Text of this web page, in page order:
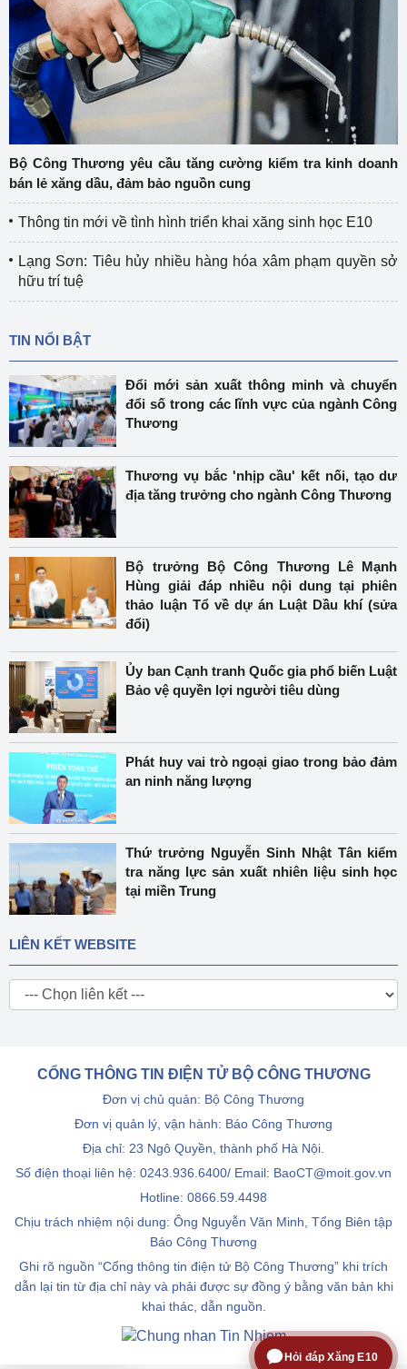
Bộ Công Thương yêu cầu tăng cường kiểm tra kinh doanh
bán lẻ xăng dầu, đảm bảo nguồn cung
Thông tin mới về tình hình triển khai xăng sinh học E10
Lạng Sơn: Tiêu hủy nhiều hàng hóa xâm phạm quyền sở
hữu trí tuệ
TIN NỔI BẬT
Đổi mới sản xuất thông minh và chuyển
đổi số trong các lĩnh vực của ngành Công
Thương
Thương vụ bắc 'nhịp cầu' kết nối, tạo dư
địa tăng trưởng cho ngành Công Thương
Bộ trưởng Bộ Công Thương Lê Mạnh
Hùng giải đáp nhiều nội dung tại phiên
thảo luận Tổ về dự án Luật Dầu khí (sửa
đổi)
Ủy ban Cạnh tranh Quốc gia phổ biến Luật
Bảo vệ quyền lợi người tiêu dùng
Phát huy vai trò ngoại giao trong bảo đảm
an ninh năng lượng
Thứ trưởng Nguyễn Sinh Nhật Tân kiểm
tra năng lực sản xuất nhiên liệu sinh học
tại miền Trung
LIÊN KẾT WEBSITE
CỔNG THÔNG TIN ĐIỆN TỬ BỘ CÔNG THƯƠNG
Đơn vị chủ quản: Bộ Công Thương
Đơn vị quản lý, vận hành: Báo Công Thương
Địa chỉ: 23 Ngô Quyền, thành phố Hà Nội.
Số điện thoại liên hệ: 0243.936.6400/ Email: BaoCT@moit.gov.vn
Hotline: 0866.59.4498
Chịu trách nhiệm nội dung: Ông Nguyễn Văn Minh, Tổng Biên tập
Báo Công Thương
Ghi rõ nguồn “Cổng thông tin điện tử Bộ Công Thương” khi trích
dẫn lại tin từ địa chỉ này và phải được sự đồng ý bằng văn bản khi
khai thác, dẫn nguồn.
Hỏi đáp Xăng E10